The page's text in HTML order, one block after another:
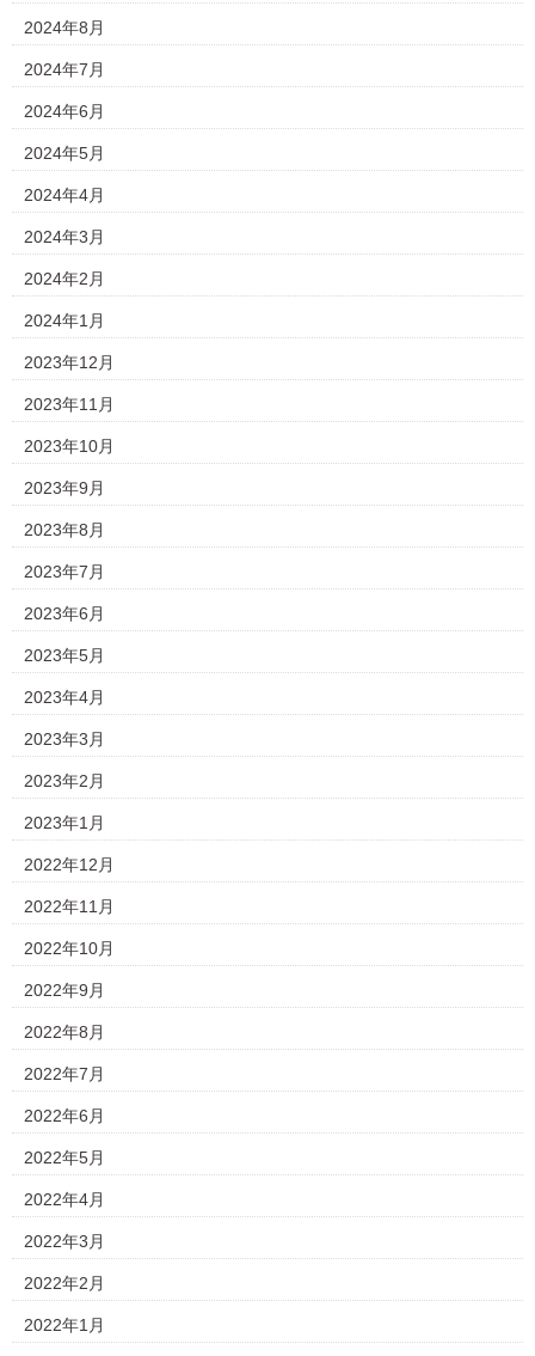
2024年8月
2024年7月
2024年6月
2024年5月
2024年4月
2024年3月
2024年2月
2024年1月
2023年12月
2023年11月
2023年10月
2023年9月
2023年8月
2023年7月
2023年6月
2023年5月
2023年4月
2023年3月
2023年2月
2023年1月
2022年12月
2022年11月
2022年10月
2022年9月
2022年8月
2022年7月
2022年6月
2022年5月
2022年4月
2022年3月
2022年2月
2022年1月